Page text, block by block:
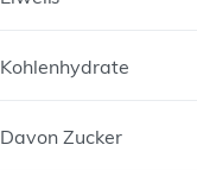
Kohlenhydrate
Davon Zucker